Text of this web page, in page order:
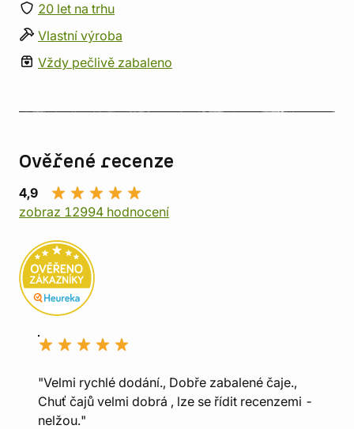
20 let na trhu
Vlastní výroba
Vždy pečlivě zabaleno
Ověřené recenze
4,9
zobraz 12994 hodnocení
"Velmi rychlé dodání., Dobře zabalené čaje.,
Chuť čajů velmi dobrá , lze se řídit recenzemi -
nelžou."